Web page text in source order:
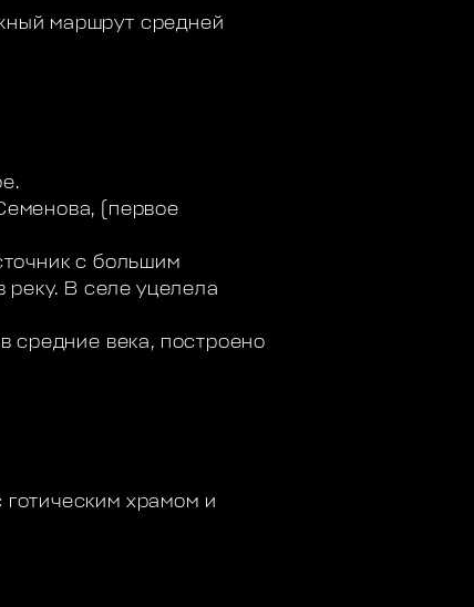
маршрут средней
(первое
с большим
реку. В селе уцелела
средние века, построено
храмом и